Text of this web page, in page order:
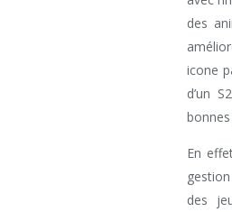
des
icone
d’un
En
des